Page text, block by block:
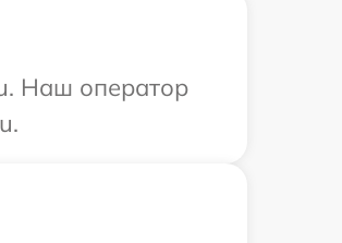
Наш оператор